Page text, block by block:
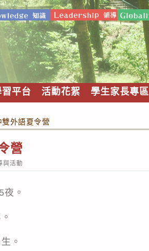
習平台 活動花絮 學生家長專區
外語夏令營
營
與活動
。
。